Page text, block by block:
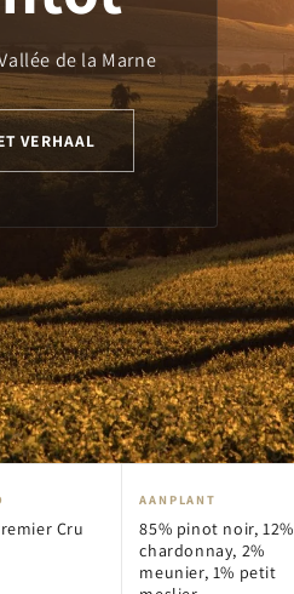
de la Marne
VERHAAL
Cru
AANPLANT
85% pinot noir, 12%
chardonnay, 2%
meunier, 1% petit